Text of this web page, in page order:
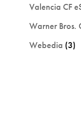
Valencia CF
Warner Bros.
Webedia (3)